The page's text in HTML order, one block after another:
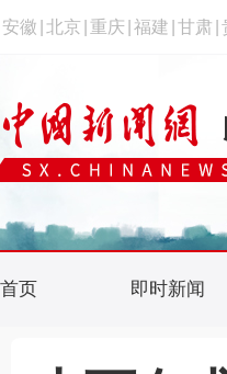
安徽 北京 重庆 福建 甘肃
首页 即时新闻